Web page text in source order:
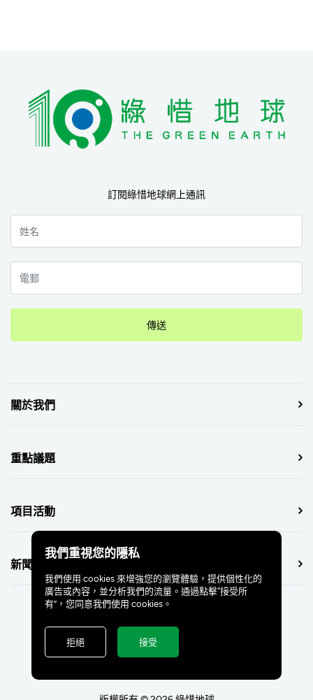
訂閱綠惜地球網上通訊
傳送
關於我們
重點議題
項目活動
新聞中心
我們重視您的隱私
我們使用 cookies 來增強您的瀏覽體驗，提供個性化的
廣告或內容，並分析我們的流量。通過點擊“接受所
有”，您同意我們使用 cookies。
拒絕 接受